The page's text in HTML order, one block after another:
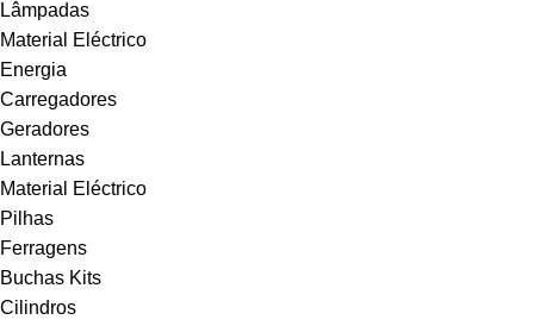
Lâmpadas
Material Eléctrico
Energia
Carregadores
Geradores
Lanternas
Material Eléctrico
Pilhas
Ferragens
Buchas Kits
Cilindros